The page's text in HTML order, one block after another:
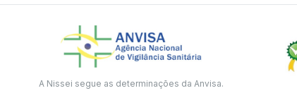
A Nissei segue as determinações da Anvisa.